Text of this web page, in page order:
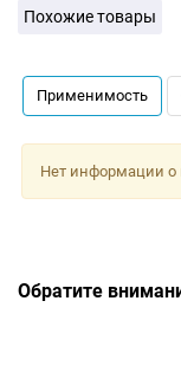
Похожие товары
Применимость
Нет информации
Обратите